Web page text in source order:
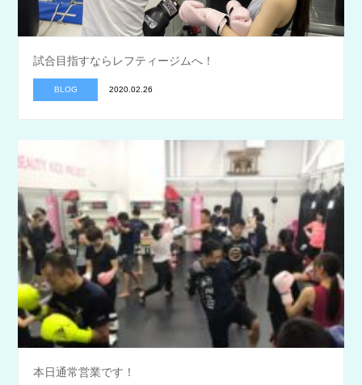
試合目指すならレフティージムへ！
BLOG 2020.02.26
本日通常営業です！